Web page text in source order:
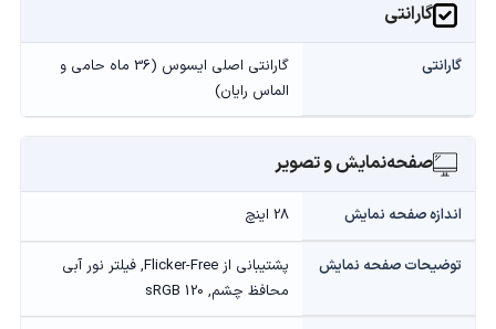
گارانتی
گارانتی
گارانتی اصلی ایسوس (36 ماه حامی و
الماس رایان)
صفحه‌نمایش و تصویر
اندازه صفحه نمایش 28 اینچ
توضیحات صفحه نمایش
پشتیبانی از Flicker-Free, فیلتر نور آبی
محافظ چشم, sRGB 120